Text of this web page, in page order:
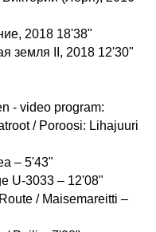
2018 18'38"
земля II, 2018 12'30"
- video program:
/ Poroosi: Lihajuuri
– 5'43"
U-3033 – 12'08"
/ Maisemareitti –